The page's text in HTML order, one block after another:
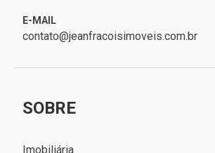
E-MAIL
contato@jeanfracoisimoveis.com.br
SOBRE
Imobiliária